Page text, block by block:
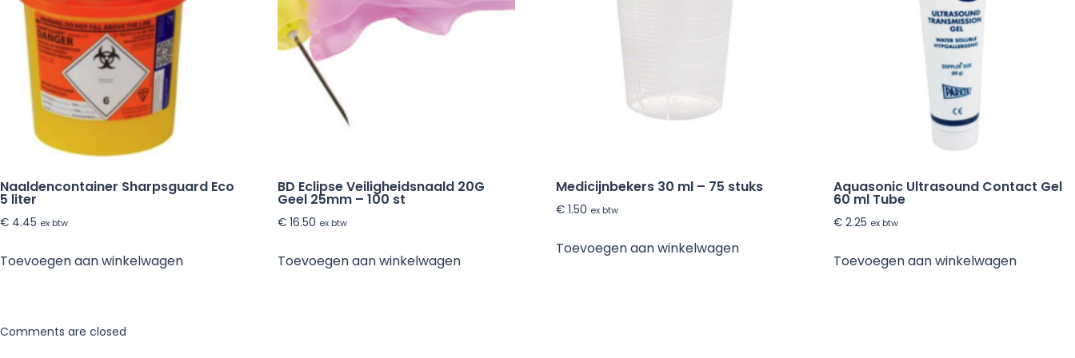
Naaldencontainer Sharpsguard Eco
5 liter
€ 4.45 ex btw
Toevoegen aan winkelwagen
BD Eclipse Veiligheidsnaald 20G
Geel 25mm – 100 st
€ 16.50 ex btw
Toevoegen aan winkelwagen
Medicijnbekers 30 ml – 75 stuks
€1.50 ex btw
Toevoegen aan winkelwagen
Aquasonic Ultrasound Contact Gel
60 ml Tube
€ 2.25 ex btw
Toevoegen aan winkelwagen
Comments are closed